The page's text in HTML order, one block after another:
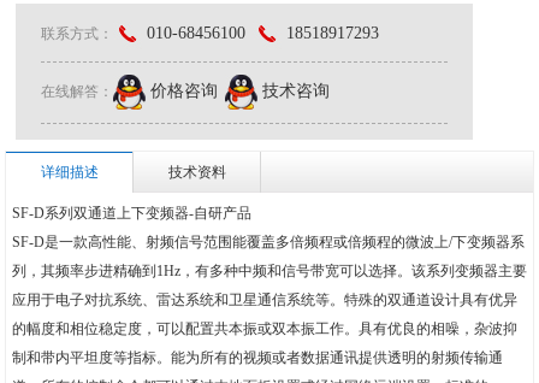
联系方式： 010-68456100 18518917293
在线解答： 价格咨询 技术咨询
详细描述 技术资料
SF-D系列双通道上下变频器-自研产品
SF-D是一款高性能、射频信号范围能覆盖多倍频程或倍频程的微波上/下变频器系
列，其频率步进精确到1Hz，有多种中频和信号带宽可以选择。该系列变频器主要
应用于电子对抗系统、雷达系统和卫星通信系统等。特殊的双通道设计具有优异
的幅度和相位稳定度，可以配置共本振或双本振工作。具有优良的相噪，杂波抑
制和带内平坦度等指标。能为所有的视频或者数据通讯提供透明的射频传输通